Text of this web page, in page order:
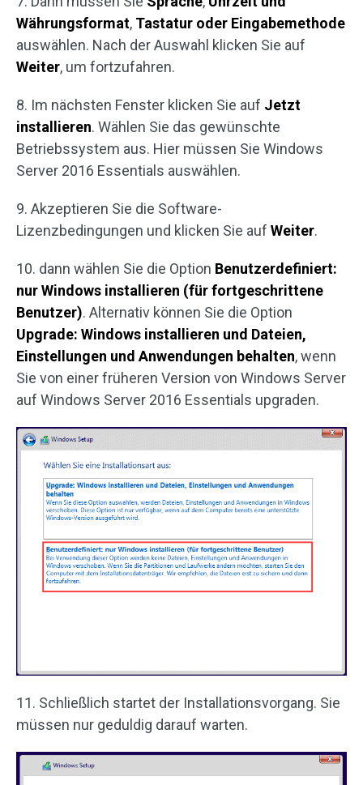
Währungsformat, Tastatur oder Eingabemethode
auswählen. Nach der Auswahl klicken Sie auf
Weiter, um fortzufahren.
8. Im nächsten Fenster klicken Sie auf Jetzt
installieren. Wählen Sie das gewünschte
Betriebssystem aus. Hier müssen Sie Windows
Server 2016 Essentials auswählen.
9. Akzeptieren Sie die Software-
Lizenzbedingungen und klicken Sie auf Weiter.
10. dann wählen Sie die Option Benutzerdefiniert:
nur Windows installieren (für fortgeschrittene
Benutzer). Alternativ können Sie die Option
Upgrade: Windows installieren und Dateien,
Einstellungen und Anwendungen behalten, wenn
Sie von einer früheren Version von Windows Server
auf Windows Server 2016 Essentials upgraden.
11. Schließlich startet der Installationsvorgang. Sie
müssen nur geduldig darauf warten.